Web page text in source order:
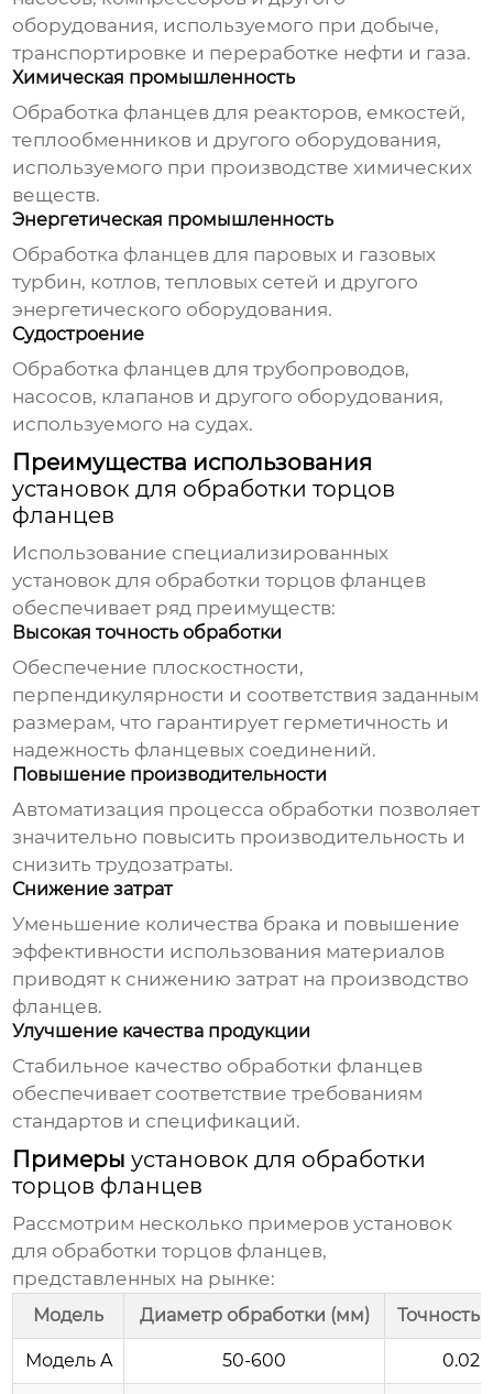
оборудования, используемого при добыче,
транспортировке и переработке нефти и газа.
Химическая промышленность
Обработка фланцев для реакторов, емкостей,
теплообменников и другого оборудования,
используемого при производстве химических
веществ.
Энергетическая промышленность
Обработка фланцев для паровых и газовых
турбин, котлов, тепловых сетей и другого
энергетического оборудования.
Судостроение
Обработка фланцев для трубопроводов,
насосов, клапанов и другого оборудования,
используемого на судах.
Преимущества использования
установок для обработки торцов
фланцев
Использование специализированных
установок для обработки торцов фланцев
обеспечивает ряд преимуществ:
Высокая точность обработки
Обеспечение плоскостности,
перпендикулярности и соответствия заданным
размерам, что гарантирует герметичность и
надежность фланцевых соединений.
Повышение производительности
Автоматизация процесса обработки позволяет
значительно повысить производительность и
снизить трудозатраты.
Снижение затрат
Уменьшение количества брака и повышение
эффективности использования материалов
приводят к снижению затрат на производство
фланцев.
Улучшение качества продукции
Стабильное качество обработки фланцев
обеспечивает соответствие требованиям
стандартов и спецификаций.
Примерыустановок для обработки
торцов фланцев
Рассмотрим несколько примеровустановок
для обработки торцов фланцев,
представленных на рынке:
Модель Диаметр обработки (мм) Точность
Модель A 50-600 0.02